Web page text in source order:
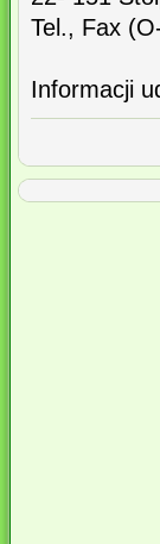
Tel., Fax
Informacji